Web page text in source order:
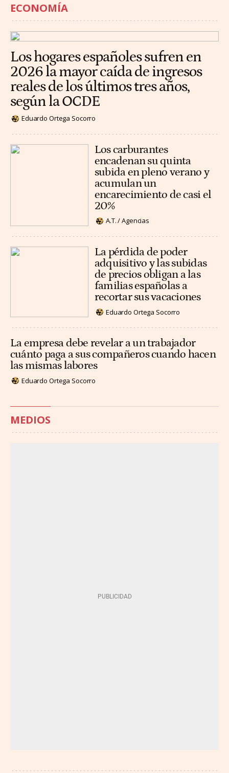
ECONOMÍA
Los hogares españoles sufren en
2026 la mayor caída de ingresos
reales de los últimos tres años,
según la OCDE
Eduardo Ortega Socorro
Los carburantes
encadenan su quinta
subida en pleno verano y
acumulan un
encarecimiento de casi el
20%
A.T. / Agencias
La pérdida de poder
adquisitivo y las subidas
de precios obligan a las
familias españolas a
recortar sus vacaciones
Eduardo Ortega Socorro
La empresa debe revelar a un trabajador
cuánto paga a sus compañeros cuando hacen
las mismas labores
Eduardo Ortega Socorro
MEDIOS